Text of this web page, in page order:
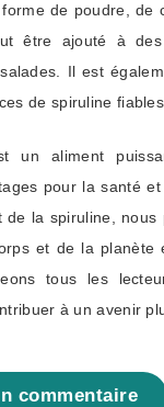
de poudre, de
être ajouté à
Il est
de spiruline
un aliment
pour la santé et
de la spiruline, nous
et de la planète
tous les
à un avenir
commentaire